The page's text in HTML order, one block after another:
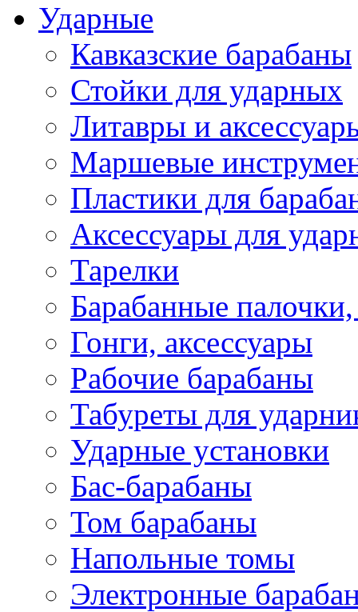
Ударные
Кавказские барабаны
Стойки для ударных
Литавры и
Маршевые
Пластики для
Аксессуары для
Тарелки
Барабанные палочки,
Гонги, аксессуары
Рабочие барабаны
Табуреты для
Ударные установки
Бас-барабаны
Том барабаны
Напольные томы
Электронные